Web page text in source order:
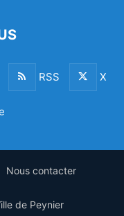
RSS X
Nous contacter
de Peynier